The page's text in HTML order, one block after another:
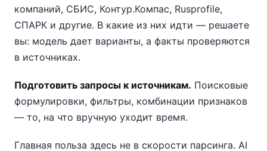
компаний, СБИС, Контур.Компас, Rusprofile,
СПАРК и другие. В какие из них идти — решаете
вы: модель дает варианты, а факты проверяются
в источниках.
Подготовить запросы к источникам. Поисковые
формулировки, фильтры, комбинации признаков
— то, на что вручную уходит время.
Главная польза здесь не в скорости парсинга. AI